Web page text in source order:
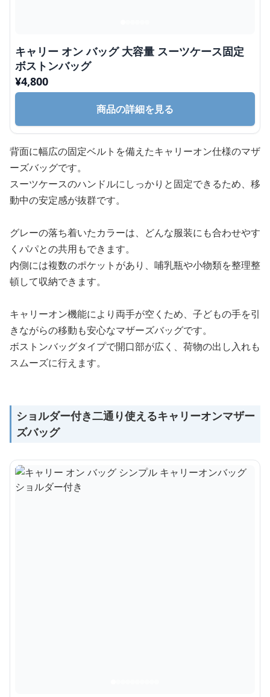
キャリー オン バッグ 大容量 スーツケース固定
ボストンバッグ
¥4,800
商品の詳細を見る
背面に幅広の固定ベルトを備えたキャリーオン仕様のマザ
ーズバッグです。
スーツケースのハンドルにしっかりと固定できるため、移
動中の安定感が抜群です。
グレーの落ち着いたカラーは、どんな服装にも合わせやす
くパパとの共用もできます。
内側には複数のポケットがあり、哺乳瓶や小物類を整理整
頓して収納できます。
キャリーオン機能により両手が空くため、子どもの手を引
きながらの移動も安心なマザーズバッグです。
ボストンバッグタイプで開口部が広く、荷物の出し入れも
スムーズに行えます。
ショルダー付き二通り使えるキャリーオンマザー
ズバッグ